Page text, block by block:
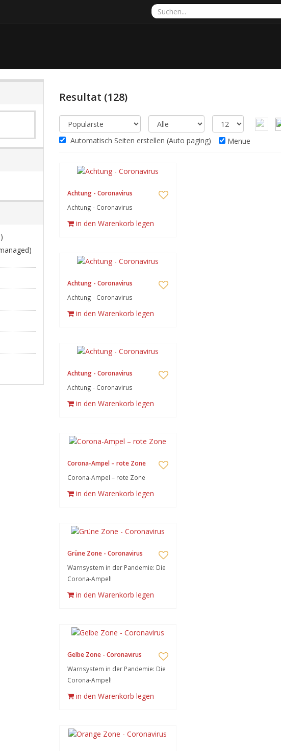
Resultat (128)
Automatisch Seiten erstellen (Auto paging) Menue
Achtung - Coronavirus
Achtung - Coronavirus
in den Warenkorb legen
Achtung - Coronavirus
Achtung - Coronavirus
in den Warenkorb legen
Achtung - Coronavirus
Achtung - Coronavirus
in den Warenkorb legen
Corona-Ampel – rote Zone
Corona-Ampel – rote Zone
in den Warenkorb legen
Grüne Zone - Coronavirus
Warnsystem in der Pandemie: Die
Corona-Ampel!
in den Warenkorb legen
Gelbe Zone - Coronavirus
Warnsystem in der Pandemie: Die
Corona-Ampel!
in den Warenkorb legen